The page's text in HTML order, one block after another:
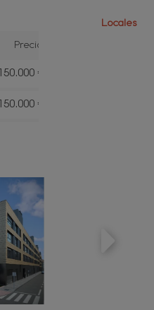
Locales
Precio
150.000 €
150.000 €